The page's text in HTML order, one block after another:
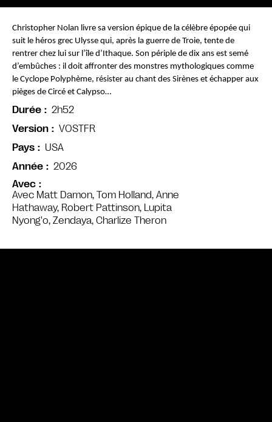
Avec
Avec Matt Damon, Tom Holland, Anne
Hathaway, Robert Pattinson, Lupita
Nyong'o, Zendaya, Charlize Theron
Christopher Nolan livre sa version épique de la célèbre épopée qui
suit le héros grec Ulysse qui, après la guerre de Troie, tente de
rentrer chez lui sur l’île d’Ithaque. Son périple de dix ans est semé
d’embûches : il doit affronter des monstres mythologiques comme
le Cyclope Polyphème, résister au chant des Sirènes et échapper aux
pièges de Circé et Calypso…
Durée
2h52
Version
VOSTFR
Pays
USA
Année
2026